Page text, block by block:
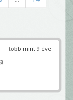
több mint 9 éve